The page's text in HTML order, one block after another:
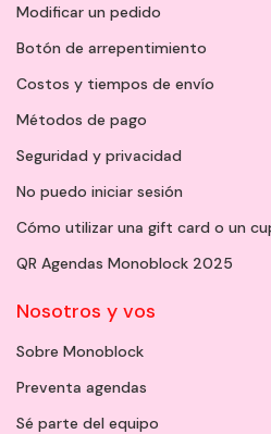
Modificar un pedido
Botón de arrepentimiento
Costos y tiempos de envío
Métodos de pago
Seguridad y privacidad
No puedo iniciar sesión
Cómo utilizar una gift card o un
QR Agendas Monoblock 2025
Nosotros y vos
Sobre Monoblock
Preventa agendas
Sé parte del equipo